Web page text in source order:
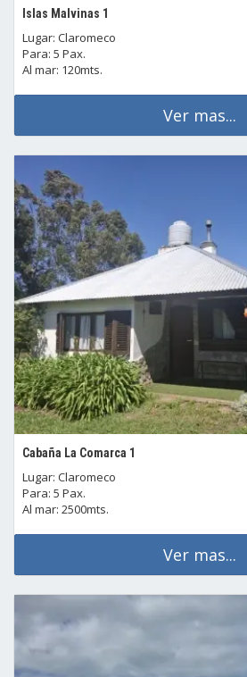
Islas Malvinas 1
Lugar: Claromeco
Para: 5 Pax.
Al mar: 120mts.
Ver mas...
Cabaña La Comarca 1
Lugar: Claromeco
Para: 5 Pax.
Al mar: 2500mts.
Ver mas...